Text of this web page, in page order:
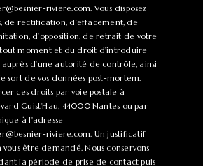
riviere.com. Vous disposez
de rectification, d’effacement, de
d’opposition, de retrait de votre
moment et du droit d’introduire
d’une autorité de contrôle, ainsi
sort de vos données post-mortem.
ces droits par voie postale à
Guist'Hau, 44000 Nantes ou par
à l'adresse
riviere.com. Un justificatif
être demandé. Nous conservons
la période de prise de contact puis